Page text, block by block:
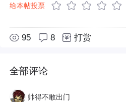
给本帖投票
95 8 打赏
全部评论
帅得不敢出门